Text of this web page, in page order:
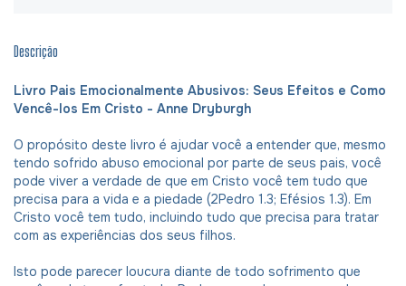
Descrição
Livro Pais Emocionalmente Abusivos: Seus Efeitos e Como
Vencê-los Em Cristo - Anne Dryburgh
O propósito deste livro é ajudar você a entender que, mesmo
tendo sofrido abuso emocional por parte de seus pais, você
pode viver a verdade de que em Cristo você tem tudo que
precisa para a vida e a piedade (2Pedro 1.3; Efésios 1.3). Em
Cristo você tem tudo, incluindo tudo que precisa para tratar
com as experiências dos seus filhos.
Isto pode parecer loucura diante de todo sofrimento que